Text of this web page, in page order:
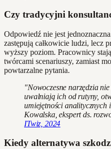
Czy tradycyjni
Odpowiedź nie jest
zastępują całkowicie ludzi, lecz
wyższy poziom. Pracownicy
twórcami scenariuszy, zamiast
powtarzalne pytania.
"Nowoczesne narzędzia
uwalniają ich od rutyny,
umiejętności
Kowalska, ekspert ds.
ITwiz, 2024
Kiedy alternatywa